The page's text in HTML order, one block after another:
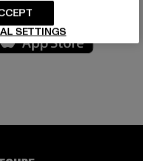
market
SETTINGS